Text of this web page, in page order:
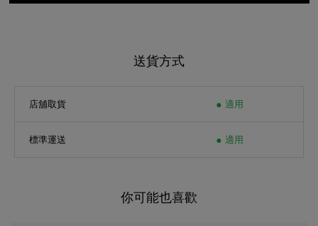
送貨方式
店舖取貨 適用
標準運送 適用
你可能也喜歡